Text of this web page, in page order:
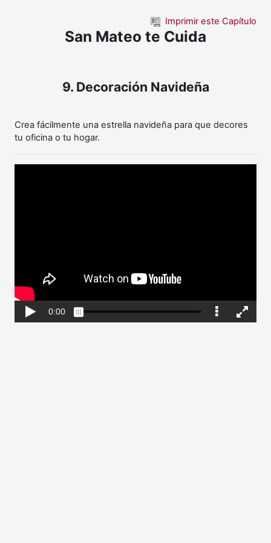
Imprimir este Capítulo
San Mateo te Cuida
9. Decoración Navideña
Crea fácilmente una estrella navideña para que decores
tu oficina o tu hogar.